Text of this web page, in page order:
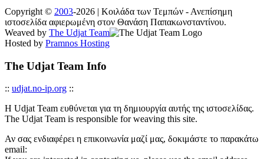
Copyright © 2003-2026 | Κοιλάδα των Τεμπών - Ανεπίσημη
ιστοσελίδα αφιερωμένη στον Θανάση Παπακωνσταντίνου.
Weaved by The Udjat Team
Hosted by Pramnos Hosting
The Udjat Team Info
:: udjat.no-ip.org ::
Η Udjat Team ευθύνεται για τη δημιουργία αυτής της ιστοσελίδας.
The Udjat Team is responsible for weaving this site.
Αν σας ενδιαφέρει η επικοινωνία μαζί μας, δοκιμάστε το παρακάτω
email: